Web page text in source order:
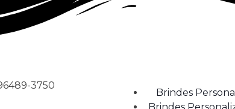
3750
Brindes